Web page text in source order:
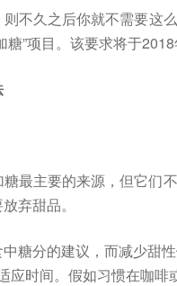
不久之后你就不需要这
糖”项目。该要求将于2018
最主要的来源，但它们
弃甜品。
糖分的建议，而减少甜
应时间。假如习惯在咖